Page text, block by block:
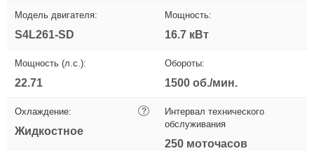
Модель двигателя:
S4L261-SD
Мощность:
16.7 кВт
Мощность (л.с.):
22.71
Обороты:
1500 об./мин.
Охлаждение: ?
Жидкостное
Интервал технического
обслуживания
250 моточасов